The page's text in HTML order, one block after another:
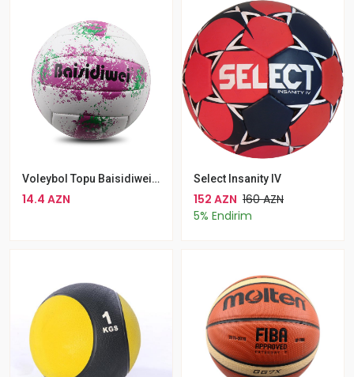
Voleybol Topu Baisidiwei Rengli Voleybol Topu Ağ Rengli
14.4 AZN
Select Insanity IV
152 AZN 160 AZN
5% Endirim